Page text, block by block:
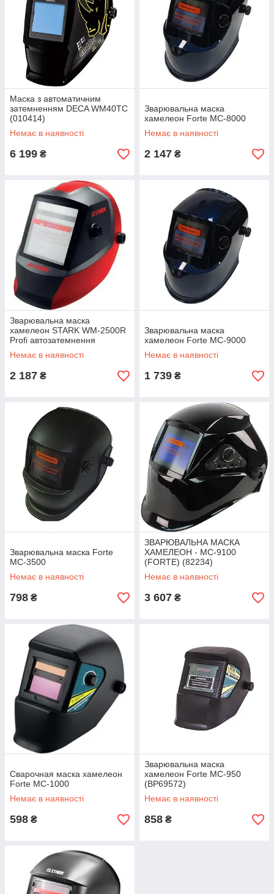
Маска з автоматичним
затемненням DECA WM40TC
(010414)
Немає в наявності
6 199 ₴
Зварювальна маска
хамелеон Forte МС-8000
Немає в наявності
2 147 ₴
Зварювальна маска
хамелеон STARK WM-2500R
Profi автозатемнення
(230100250)
Немає в наявності
2 187 ₴
Зварювальна маска
хамелеон Forte МС-9000
Немає в наявності
1 739 ₴
Зварювальна маска Forte
МС-3500
Немає в наявності
798 ₴
ЗВАРЮВАЛЬНА МАСКА
ХАМЕЛЕОН - МС-9100
(FORTE) (82234)
Немає в наявності
3 607 ₴
Сварочная маска хамелеон
Forte MC-1000
Немає в наявності
598 ₴
Зварювальна маска
хамелеон Forte MC-950
(BP69572)
Немає в наявності
858 ₴